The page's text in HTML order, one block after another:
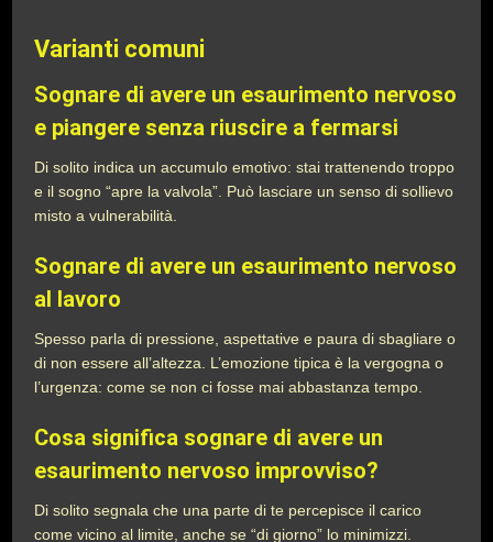
Varianti comuni
Sognare di avere un esaurimento nervoso
e piangere senza riuscire a fermarsi
Di solito indica un accumulo emotivo: stai trattenendo troppo
e il sogno “apre la valvola”. Può lasciare un senso di sollievo
misto a vulnerabilità.
Sognare di avere un esaurimento nervoso
al lavoro
Spesso parla di pressione, aspettative e paura di sbagliare o
di non essere all’altezza. L’emozione tipica è la vergogna o
l’urgenza: come se non ci fosse mai abbastanza tempo.
Cosa significa sognare di avere un
esaurimento nervoso improvviso?
Di solito segnala che una parte di te percepisce il carico
come vicino al limite, anche se “di giorno” lo minimizzi.